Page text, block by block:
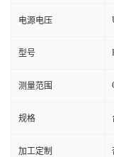
电源电压
型号
测量范围
规格
加工定制